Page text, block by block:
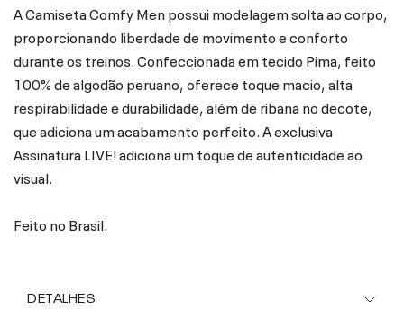
A Camiseta Comfy Men possui modelagem solta ao corpo,
proporcionando liberdade de movimento e conforto
durante os treinos. Confeccionada em tecido Pima, feito
100% de algodão peruano, oferece toque macio, alta
respirabilidade e durabilidade, além de ribana no decote,
que adiciona um acabamento perfeito. A exclusiva
Assinatura LIVE! adiciona um toque de autenticidade ao
visual.
Feito no Brasil.
DETALHES